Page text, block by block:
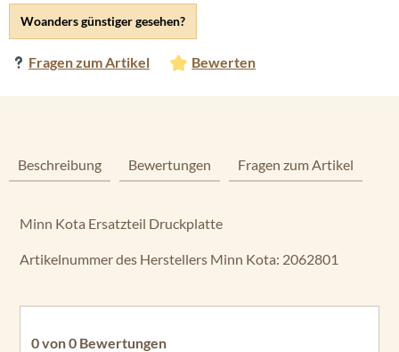
Woanders günstiger gesehen?
Fragen zum Artikel Bewerten
Beschreibung Bewertungen Fragen zum Artikel
Minn Kota Ersatzteil Druckplatte
Artikelnummer des Herstellers Minn Kota: 2062801
0 von 0 Bewertungen